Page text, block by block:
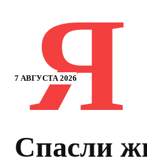
7 АВГУСТА 2026
Я
Спасли